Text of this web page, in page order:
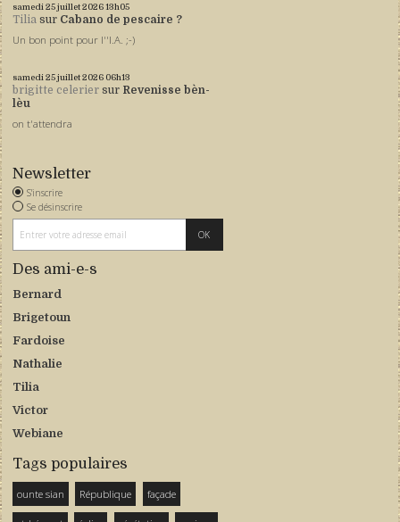
samedi 25juillet 202613h05
Tilia sur Cabano de pescaire ?
Un bon point pour l''I.A. ;-)
samedi 25juillet 2026 06h13
brigitte celerier sur Revenisse bèn-
lèu
on t'attendra
Newsletter
S'inscrire
Se désinscrire
Des ami-e-s
Bernard
Brigetoun
Fardoise
Nathalie
Tilia
Victor
Webiane
Tags populaires
ounte sian République façade